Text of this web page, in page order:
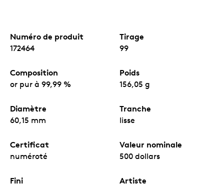
Numéro de produit
172464
Tirage
99
Composition
or pur à 99,99 %
Poids
156,05 g
Diamètre
60,15 mm
Tranche
lisse
Certificat
numéroté
Valeur nominale
500 dollars
Fini Artiste